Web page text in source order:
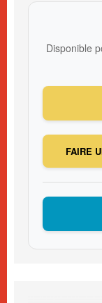
Disponible
FAIRE